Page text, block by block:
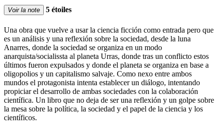
Voir la note 5 étoiles
Una obra que vuelve a usar la ciencia ficción como entrada pero que
es un análisis y una reflexión sobre la sociedad, desde la luna
Anarres, donde la sociedad se organiza en un modo
anarquista/socialissta al planeta Urras, donde tras un conflicto estos
últimos fueron expulsados y donde el planeta se organiza en base a
oligopolios y un capitalismo salvaje. Como nexo entre ambos
mundos el protagonista intenta establecer un diálogo, intentando
propiciar el desarrollo de ambas sociedades con la colaboración
científica. Un libro que no deja de ser una reflexión y un golpe sobre
la mesa sobre la política, la sociedad y el papel de la ciencia y los
científicos.